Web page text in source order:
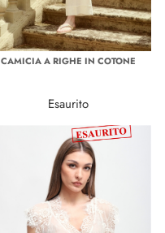
CAMICIA A RIGHE IN COTONE
Esaurito